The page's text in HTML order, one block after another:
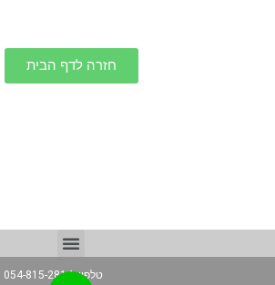
חזרה לדף הבית
טלפון: 054-815-2814